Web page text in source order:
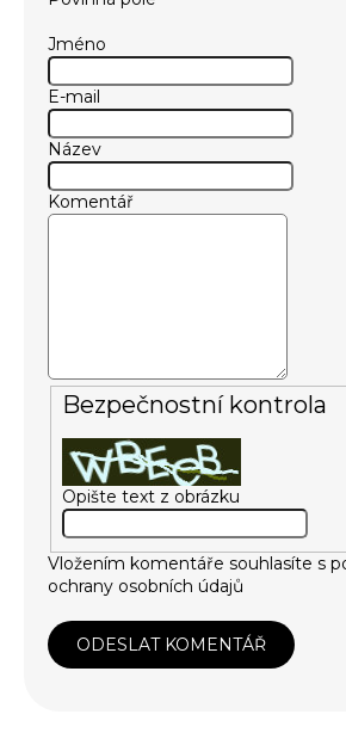
Jméno
E-mail
Název
Komentář
Bezpečnostní kontrola
Opište text z obrázku
Vložením komentáře souhlasíte s
ochrany osobních údajů
ODESLAT KOMENTÁŘ